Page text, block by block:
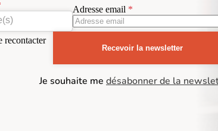
Adresse email
recontacter
Recevoir la newsletter
Je souhaite me désabonner de la